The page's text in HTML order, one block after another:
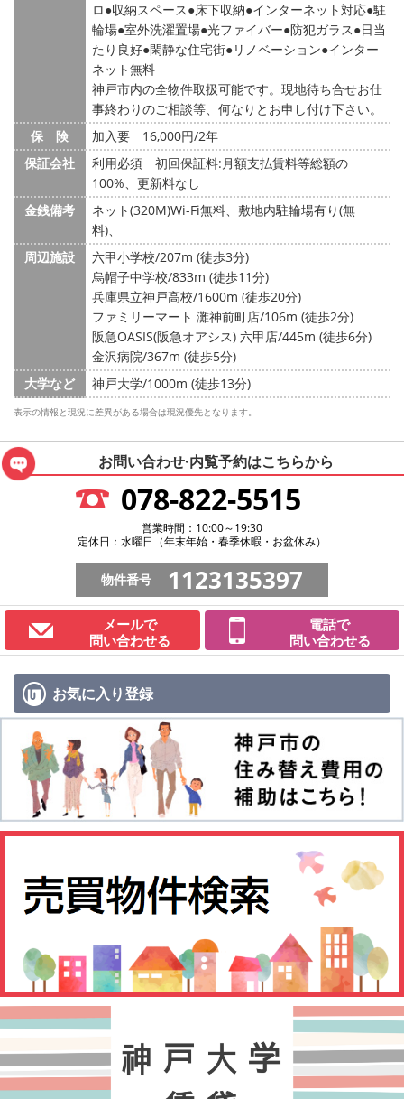
ロ 収納スペース 床下収納 インターネット対応 駐
輪場 室外洗濯置場 光ファイバー 防犯ガラス
日当
たり良好 閑静な住宅街 リノベーション インター
ネット無料
神戸市内の全物件取扱可能です。現地待ち合せお仕
事終わりのご相談等、何なりとお申し付け下さい。
保 険
加入要 16,000円/2年
保証会社
利用必須 初回保証料:月額支払賃料等総額の
100%、更新料なし
金銭備考
ネット(320M)Wi-Fi無料、敷地内駐輪場有り(無
料)、
周辺施設
六甲小学校/207m (徒歩3分)
烏帽子中学校/833m (徒歩11分)
兵庫県立神戸高校/1600m (徒歩20分)
ファミリーマート 灘神前町店/106m (徒歩2分)
阪急OASIS(阪急オアシス) 六甲店/445m (徒歩6分)
金沢病院/367m (徒歩5分)
大学など
神戸大学/1000m (徒歩13分)
表示の情報と現況に差異がある場合は現況優先となります。
お問い合わせ·内覧予約はこちらから
078-822-5515
営業時間：10:00～19:30
定休日：水曜日（年末年始・春季休暇・お盆休み）
物件番号 1123135397
メールで
問い合わせる
電話で
問い合わせる
お気に入り登録